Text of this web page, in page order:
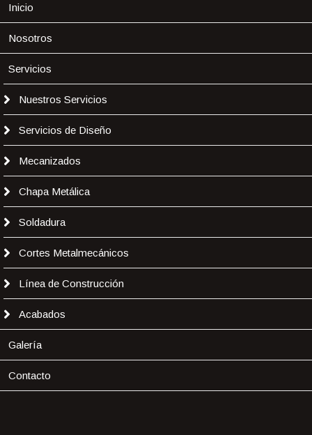
Inicio
Nosotros
Servicios
Nuestros Servicios
Servicios de Diseño
Mecanizados
Chapa Metálica
Soldadura
Cortes Metalmecánicos
Línea de Construcción
Acabados
Galería
Contacto